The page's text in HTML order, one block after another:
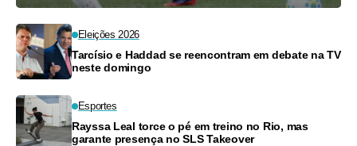
Eleições 2026
Tarcísio e Haddad se reencontram em debate na TV
neste domingo
Esportes
Rayssa Leal torce o pé em treino no Rio, mas
garante presença no SLS Takeover